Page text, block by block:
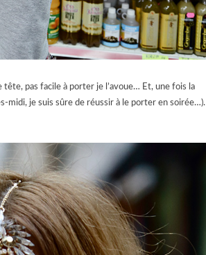
tête, pas facile à porter je l’avoue… Et, une fois la
midi, je suis sûre de réussir à le porter en soirée…).